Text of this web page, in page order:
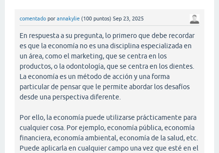
comentado por annakylie (100 puntos) Sep 23, 2025
En respuesta a su pregunta, lo primero que debe recordar
es que la economía no es una disciplina especializada en
un área, como el marketing, que se centra en los
productos, o la odontología, que se centra en los dientes.
La economía es un método de acción y una forma
particular de pensar que le permite abordar los desafíos
desde una perspectiva diferente.
Por ello, la economía puede utilizarse prácticamente para
cualquier cosa. Por ejemplo, economía pública, economía
financiera, economía ambiental, economía de la salud, etc.
Puede aplicarla en cualquier campo una vez que esté en el